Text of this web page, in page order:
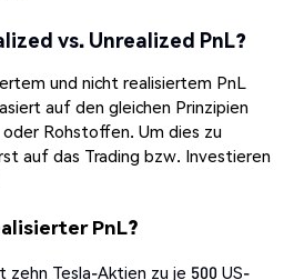
vs. Unrealized PnL?
und nicht realisiertem PnL
auf den gleichen Prinzipien
Rohstoffen. Um dies zu
auf das Trading bzw. Investieren
PnL?
Tesla-Aktien zu je 500 US-